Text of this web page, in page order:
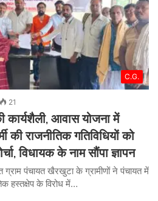
C.G.
21
कार्यशैली, आवास योजना में
की राजनीतिक गतिविधियों को
विधायक के नाम सौंपा ज्ञापन
ग्राम पंचायत खैरखुटा के ग्रामीणों ने पंचायत में
हस्तक्षेप के विरोध में…